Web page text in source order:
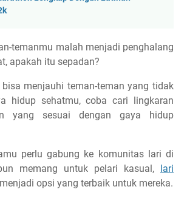
temanmu malah menjadi penghalang
apakah itu sepadan?
menjauhi teman-teman yang tidak
hidup sehatmu, coba cari lingkaran
yang sesuai dengan gaya hidup
perlu gabung ke komunitas lari di
memang untuk pelari kasual,
lari
opsi yang terbaik untuk mereka.